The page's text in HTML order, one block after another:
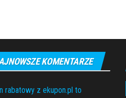
KOMENTARZE
rabatowy z ekupon.pl to